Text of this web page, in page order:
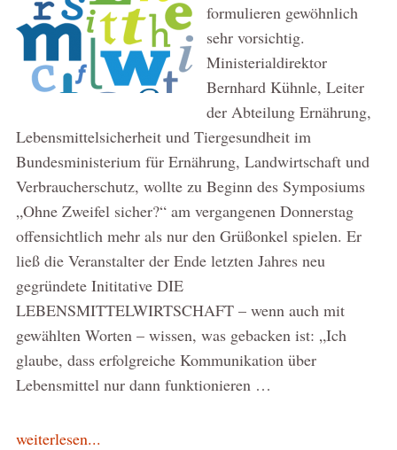
formulieren gewöhnlich
sehr vorsichtig.
Ministerialdirektor
Bernhard Kühnle, Leiter
der Abteilung Ernährung,
Lebensmittelsicherheit und Tiergesundheit im
Bundesministerium für Ernährung, Landwirtschaft und
Verbraucherschutz, wollte zu Beginn des Symposiums
„Ohne Zweifel sicher?“ am vergangenen Donnerstag
offensichtlich mehr als nur den Grüßonkel spielen. Er
ließ die Veranstalter der Ende letzten Jahres neu
gegründete Inititative DIE
LEBENSMITTELWIRTSCHAFT – wenn auch mit
gewählten Worten – wissen, was gebacken ist: „Ich
glaube, dass erfolgreiche Kommunikation über
Lebensmittel nur dann funktionieren …
weiterlesen...